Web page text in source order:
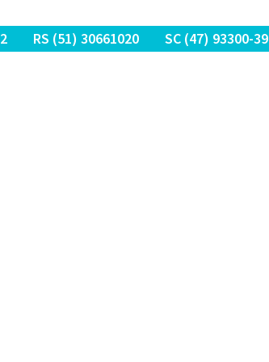
RS (51) 30661020 SC (47) 93300-